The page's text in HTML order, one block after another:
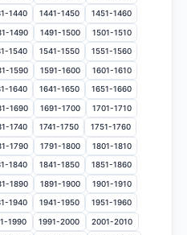
1440 1441-1450 1451-1460
1490 1491-1500 1501-1510
1540 1541-1550 1551-1560
1590 1591-1600 1601-1610
1640 1641-1650 1651-1660
1690 1691-1700 1701-1710
1740 1741-1750 1751-1760
1790 1791-1800 1801-1810
1840 1841-1850 1851-1860
1890 1891-1900 1901-1910
1940 1941-1950 1951-1960
1990 1991-2000 2001-2010